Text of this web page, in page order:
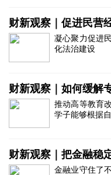
财新观察｜促进民营
凝心聚力促进
化法治建设
财新观察｜如何缓解
推动高等教育
学子能够根据
财新观察｜把金融稳
金融业守住了